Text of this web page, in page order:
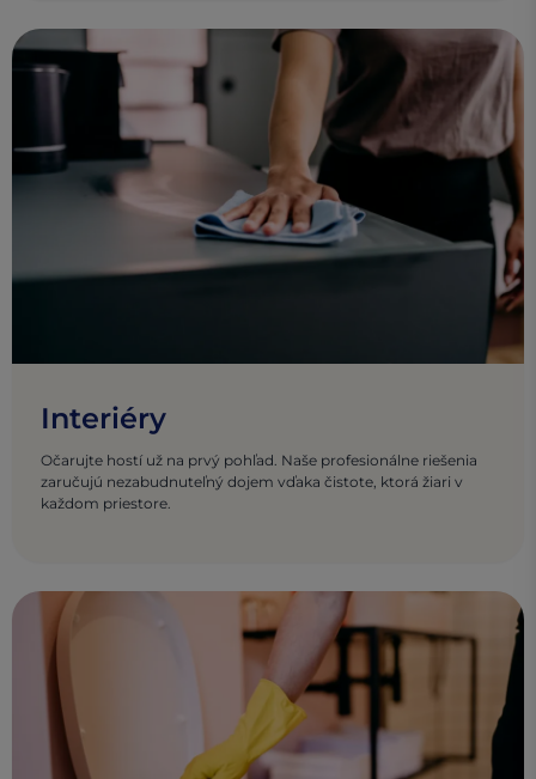
Interiéry
Očarujte hostí už na prvý pohľad. Naše profesionálne riešenia
zaručujú nezabudnuteľný dojem vďaka čistote, ktorá žiari v
každom priestore.